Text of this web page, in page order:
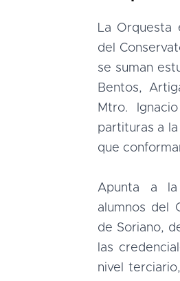
La Orquesta
del
se suman
Bentos,
Mtro.
partituras a
que
Apunta a la
alumnos del
de Soriano,
las
nivel